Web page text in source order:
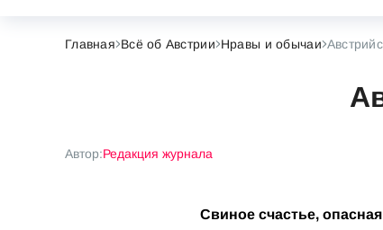
Главная Всё об Австрии Нравы и обычаи
Автор:Редакция журнала
Свиное счастье,